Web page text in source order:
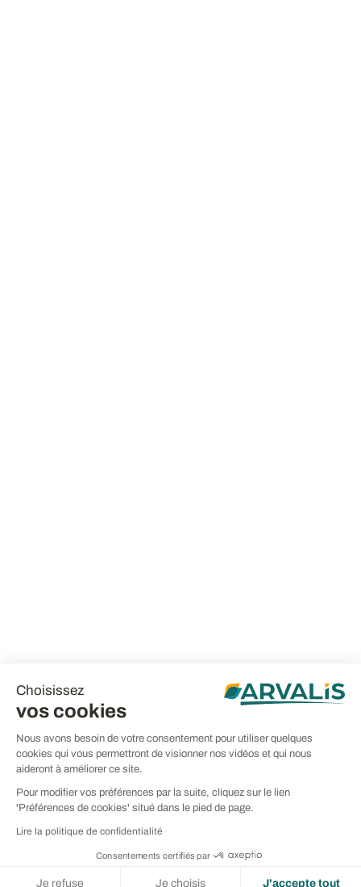
Choisissez
vos cookies
Nous avons besoin de votre consentement pour utiliser quelques
cookies qui vous permettront de visionner nos vidéos et qui nous
aideront à améliorer ce site.
Pour modifier vos préférences par la suite, cliquez sur le lien
'Préférences de cookies' situé dans le pied de page.
Lire la politique de confidentialité
Consentements certifiés par
Je refuse Je choisis J'accepte tout